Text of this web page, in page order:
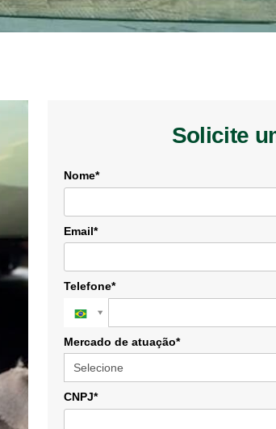
Solicite
Nome*
Email*
Telefone*
Mercado de atuação*
CNPJ*